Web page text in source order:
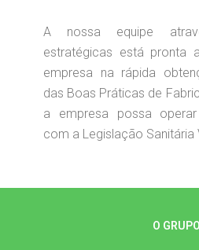
A nossa equipe
estratégicas está pronta
empresa na rápida
das Boas Práticas de
a empresa possa
com a Legislação Sanitária
O GRUPO